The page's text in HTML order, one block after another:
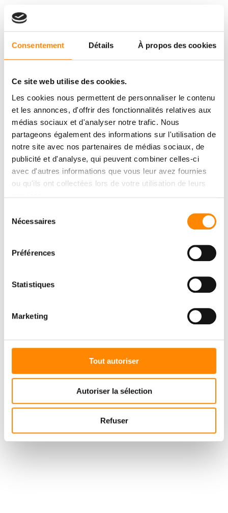
Consentement Détails À propos des cookies
Ce site web utilise des cookies.
Les cookies nous permettent de personnaliser le contenu
et les annonces, d'offrir des fonctionnalités relatives aux
médias sociaux et d'analyser notre trafic. Nous
partageons également des informations sur l'utilisation de
notre site avec nos partenaires de médias sociaux, de
publicité et d'analyse, qui peuvent combiner celles-ci
avec d'autres informations que vous leur avez fournies
ou qu'ils ont collectées lors de votre utilisation de leurs
Nécessaires
Préférences
Statistiques
Marketing
Tout autoriser
Autoriser la sélection
Refuser